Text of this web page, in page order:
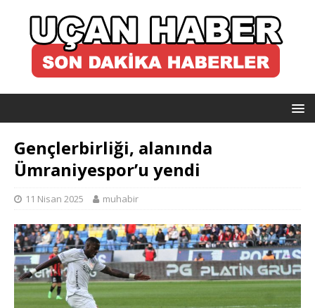
Gençlerbirliği, alanında
Ümraniyespor’u yendi
11 Nisan 2025 muhabir